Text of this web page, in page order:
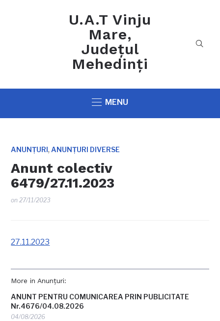
U.A.T Vinju
Mare,
Județul
Mehedinți
MENU
ANUNȚURI,ANUNȚURI DIVERSE
Anunt colectiv
6479/27.11.2023
on27/11/2023
More in Anunțuri:
ANUNT PENTRU COMUNICAREA PRIN PUBLICITATE
Nr.4676/04.08.2026
04/08/2026
27.11.2023